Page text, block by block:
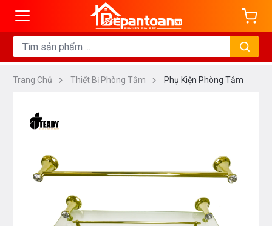
Trang Chủ Thiết Bị Phòng Tắm Phụ Kiện Phòng Tắm